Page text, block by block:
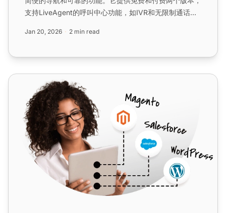
支持LiveAgent的呼叫中心功能，如IVR和无限制通话录
Jan 20, 2026 2 min read
LadiTech